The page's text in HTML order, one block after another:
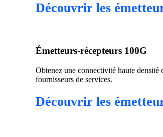
Découvrir les
Émetteurs-récepteurs 100G
Obtenez une connectivité haute densité
fournisseurs de services.
Découvrir les